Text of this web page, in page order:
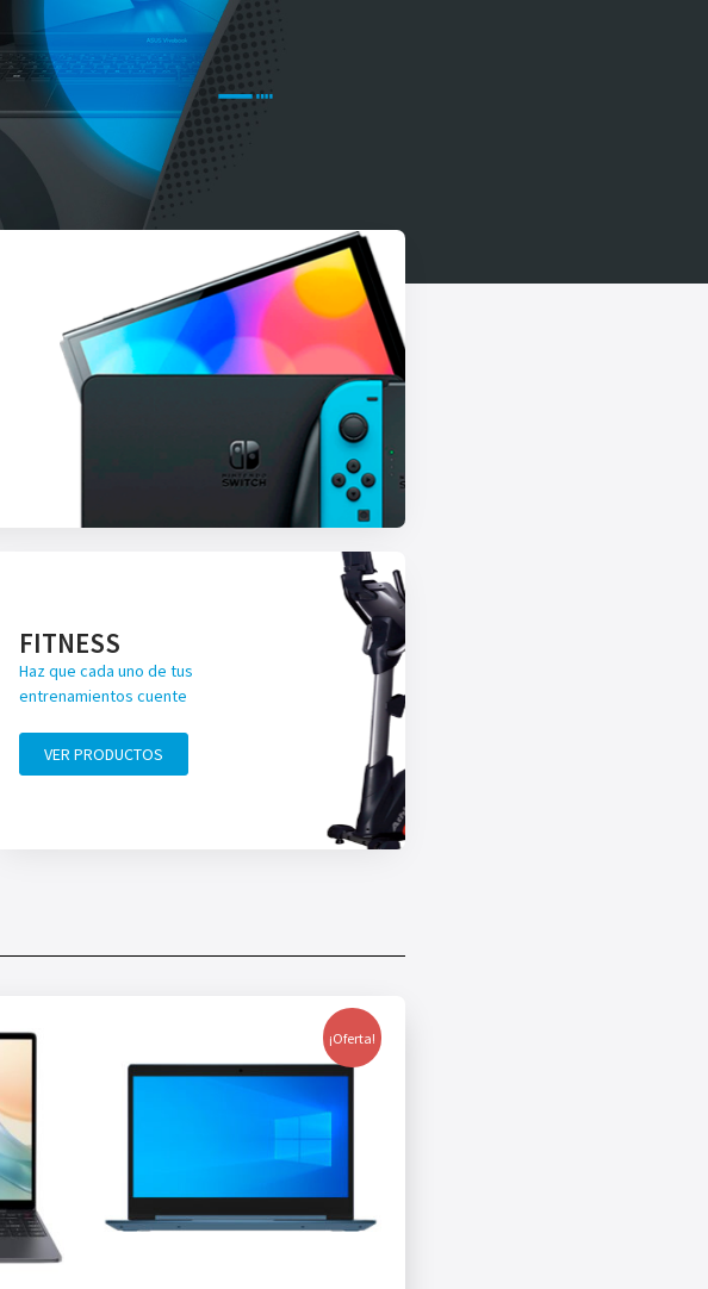
FITNESS
Haz que cada uno de tus
entrenamientos cuente
VER PRODUCTOS
¡Oferta!